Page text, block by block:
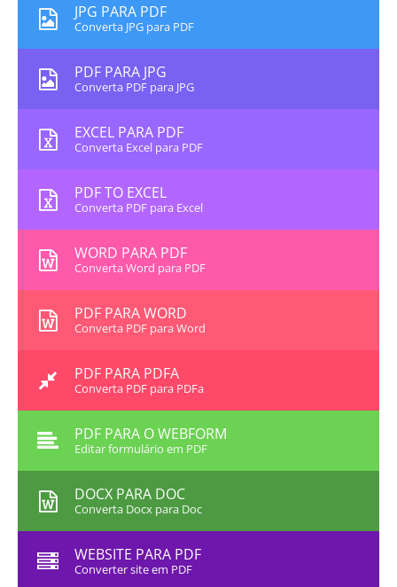
JPG PARA PDF
Converta JPG para PDF
PDF PARA JPG
Converta PDF para JPG
EXCEL PARA PDF
Converta Excel para PDF
PDF TO EXCEL
Converta PDF para Excel
WORD PARA PDF
Converta Word para PDF
PDF PARA WORD
Converta PDF para Word
PDF PARA PDFA
Converta PDF para PDFa
PDF PARA O WEBFORM
Editar formulário em PDF
DOCX PARA DOC
Converta Docx para Doc
WEBSITE PARA PDF
Converter site em PDF